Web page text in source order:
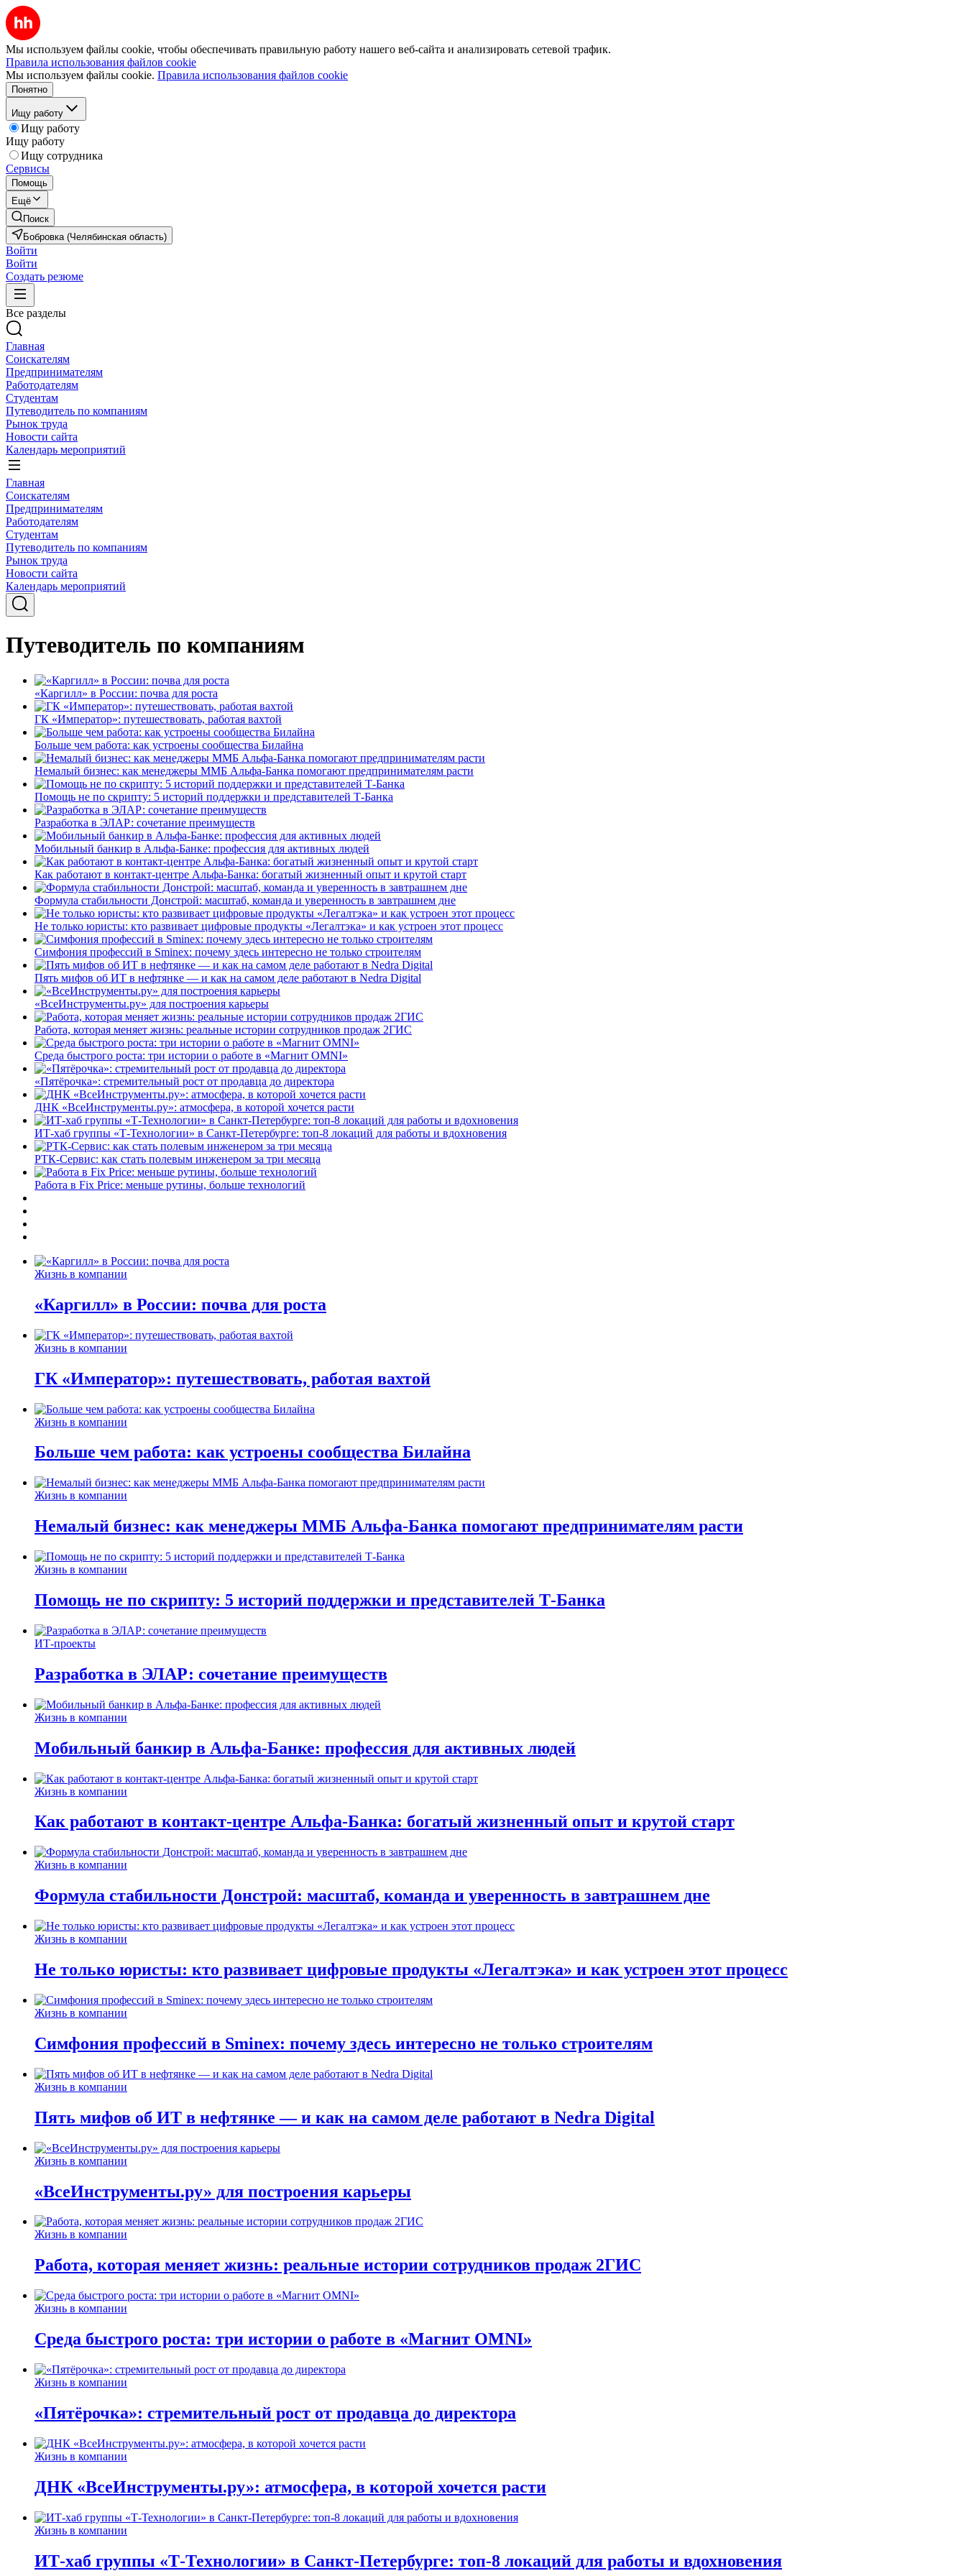
Мы используем файлы cookie, чтобы обеспечивать правильную работу нашего веб-сайта и анализировать сетевой трафик.
Правила использования файлов cookie
Мы используем файлы cookie. Правила использования файлов cookie
Понятно
Ищу работу
Ищу работу
Ищу работу
Ищу сотрудника
Сервисы
Помощь
Ещё
Поиск
Бобровка (Челябинская область)
Войти
Войти
Создать резюме
Все разделы
Главная
Соискателям
Предпринимателям
Работодателям
Студентам
Путеводитель по компаниям
Рынок труда
Новости сайта
Календарь мероприятий
Главная
Соискателям
Предпринимателям
Работодателям
Студентам
Путеводитель по компаниям
Рынок труда
Новости сайта
Календарь мероприятий
Путеводитель по компаниям
«Каргилл» в России: почва для роста
ГК «Император»: путешествовать, работая вахтой
Больше чем работа: как устроены сообщества Билайна
Немалый бизнес: как менеджеры ММБ Альфа-Банка помогают предпринимателям расти
Помощь не по скрипту: 5 историй поддержки и представителей Т-Банка
Разработка в ЭЛАР: сочетание преимуществ
Мобильный банкир в Альфа-Банке: профессия для активных людей
Как работают в контакт-центре Альфа-Банка: богатый жизненный опыт и крутой старт
Формула стабильности Донстрой: масштаб, команда и уверенность в завтрашнем дне
Не только юристы: кто развивает цифровые продукты «Легалтэка» и как устроен этот процесс
Симфония профессий в Sminex: почему здесь интересно не только строителям
Пять мифов об ИТ в нефтянке — и как на самом деле работают в Nedra Digital
«ВсеИнструменты.ру» для построения карьеры
Работа, которая меняет жизнь: реальные истории сотрудников продаж 2ГИС
Среда быстрого роста: три истории о работе в «Магнит OMNI»
«Пятёрочка»: стремительный рост от продавца до директора
ДНК «ВсеИнструменты.ру»: атмосфера, в которой хочется расти
ИТ-хаб группы «Т-Технологии» в Санкт-Петербурге: топ-8 локаций для работы и вдохновения
РТК-Сервис: как стать полевым инженером за три месяца
Работа в Fix Price: меньше рутины, больше технологий
Жизнь в компании
«Каргилл» в России: почва для роста
Жизнь в компании
ГК «Император»: путешествовать, работая вахтой
Жизнь в компании
Больше чем работа: как устроены сообщества Билайна
Жизнь в компании
Немалый бизнес: как менеджеры ММБ Альфа-Банка помогают предпринимателям расти
Жизнь в компании
Помощь не по скрипту: 5 историй поддержки и представителей Т-Банка
ИТ-проекты
Разработка в ЭЛАР: сочетание преимуществ
Жизнь в компании
Мобильный банкир в Альфа-Банке: профессия для активных людей
Жизнь в компании
Как работают в контакт-центре Альфа-Банка: богатый жизненный опыт и крутой старт
Жизнь в компании
Формула стабильности Донстрой: масштаб, команда и уверенность в завтрашнем дне
Жизнь в компании
Не только юристы: кто развивает цифровые продукты «Легалтэка» и как устроен этот процесс
Жизнь в компании
Симфония профессий в Sminex: почему здесь интересно не только строителям
Жизнь в компании
Пять мифов об ИТ в нефтянке — и как на самом деле работают в Nedra Digital
Жизнь в компании
«ВсеИнструменты.ру» для построения карьеры
Жизнь в компании
Работа, которая меняет жизнь: реальные истории сотрудников продаж 2ГИС
Жизнь в компании
Среда быстрого роста: три истории о работе в «Магнит OMNI»
Жизнь в компании
«Пятёрочка»: стремительный рост от продавца до директора
Жизнь в компании
ДНК «ВсеИнструменты.ру»: атмосфера, в которой хочется расти
Жизнь в компании
ИТ-хаб группы «Т-Технологии» в Санкт-Петербурге: топ-8 локаций для работы и вдохновения